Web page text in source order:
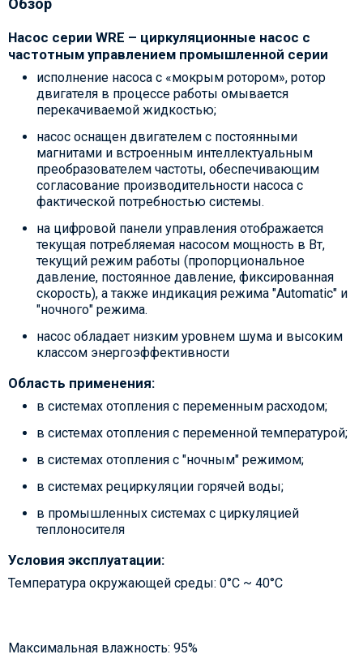
Насос серии WRE – циркуляционные насос с
частотным управлением промышленной серии
исполнение насоса с «мокрым ротором», ротор
двигателя в процессе работы омывается
перекачиваемой жидкостью;
насос оснащен двигателем с постоянными
магнитами и встроенным интеллектуальным
преобразователем частоты, обеспечивающим
согласование производительности насоса с
фактической потребностью системы.
на цифровой панели управления отображается
текущая потребляемая насосом мощность в Вт,
текущий режим работы (пропорциональное
давление, постоянное давление, фиксированная
скорость), а также индикация режима "Automatic" и
"ночного" режима.
насос обладает низким уровнем шума и высоким
классом энергоэффективности
Область применения:
в системах отопления с переменным расходом;
в системах отопления с переменной температурой;
в системах отопления с "ночным" режимом;
в системах рециркуляции горячей воды;
в промышленных системах с циркуляцией
теплоносителя
Условия эксплуатации:
Температура окружающей среды: 0°С ~ 40°С
Максимальная влажность: 95%